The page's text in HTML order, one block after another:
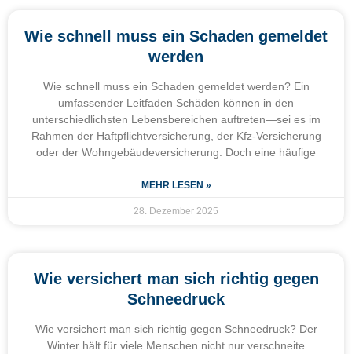
Wie schnell muss ein Schaden gemeldet
werden
Wie schnell muss ein Schaden gemeldet werden? Ein
umfassender Leitfaden Schäden können in den
unterschiedlichsten Lebensbereichen auftreten—sei es im
Rahmen der Haftpflichtversicherung, der Kfz-Versicherung
oder der Wohngebäudeversicherung. Doch eine häufige
MEHR LESEN »
28. Dezember 2025
Wie versichert man sich richtig gegen
Schneedruck
Wie versichert man sich richtig gegen Schneedruck? Der
Winter hält für viele Menschen nicht nur verschneite